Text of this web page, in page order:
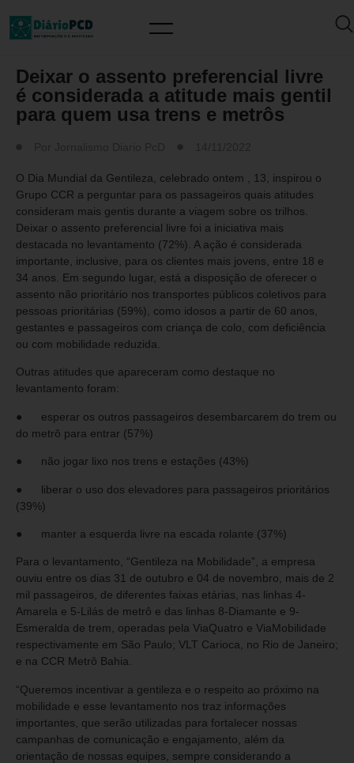
Deixar o assento preferencial livre
é considerada a atitude mais gentil
para quem usa trens e metrôs
O Dia Mundial da Gentileza, celebrado ontem , 13, inspirou o
Grupo CCR a perguntar para os passageiros quais atitudes
consideram mais gentis durante a viagem sobre os trilhos.
Deixar o assento preferencial livre foi a iniciativa mais
destacada no levantamento (72%). A ação é considerada
importante, inclusive, para os clientes mais jovens, entre 18 e
34 anos. Em segundo lugar, está a disposição de oferecer o
assento não prioritário nos transportes públicos coletivos para
pessoas prioritárias (59%), como idosos a partir de 60 anos,
gestantes e passageiros com criança de colo, com deficiência
ou com mobilidade reduzida.
Outras atitudes que apareceram como destaque no
levantamento foram:
● esperar os outros passageiros desembarcarem do trem ou
do metrô para entrar (57%)
● não jogar lixo nos trens e estações (43%)
● liberar o uso dos elevadores para passageiros prioritários
(39%)
● manter a esquerda livre na escada rolante (37%)
Para o levantamento, “Gentileza na Mobilidade”, a empresa
ouviu entre os dias 31 de outubro e 04 de novembro, mais de 2
mil passageiros, de diferentes faixas etárias, nas linhas 4-
Amarela e 5-Lilás de metrô e das linhas 8-Diamante e 9-
Esmeralda de trem, operadas pela ViaQuatro e ViaMobilidade
respectivamente em São Paulo; VLT Carioca, no Rio de Janeiro;
e na CCR Metrô Bahia.
“Queremos incentivar a gentileza e o respeito ao próximo na
mobilidade e esse levantamento nos traz informações
importantes, que serão utilizadas para fortalecer nossas
campanhas de comunicação e engajamento, além da
orientação de nossas equipes, sempre considerando a